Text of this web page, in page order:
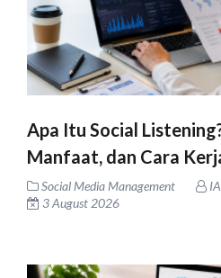
Apa Itu Social
Manfaat, dan Cara
Social Media Management
3 August 2026